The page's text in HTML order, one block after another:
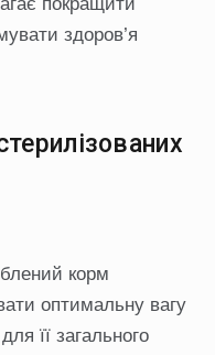
покращити
здоров’я
корм
оптимальну вагу
її загального